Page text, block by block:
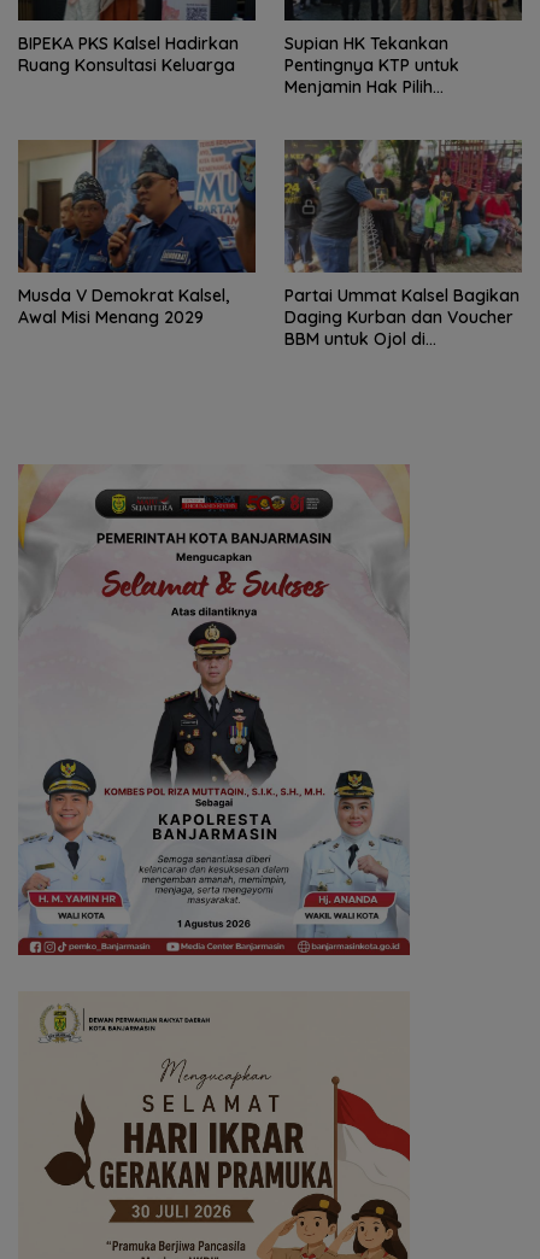
‎BIPEKA PKS Kalsel Hadirkan
Ruang Konsultasi Keluarga ‎
Supian HK Tekankan
Pentingnya KTP untuk
Menjamin Hak Pilih
Musda V Demokrat Kalsel,
Awal Misi Menang 2029
Partai Ummat Kalsel Bagikan
Daging Kurban dan Voucher
BBM untuk Ojol di